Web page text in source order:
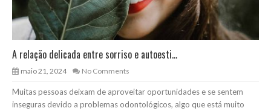
A relação delicada entre sorriso e autoesti...
maio 21, 2024 No Comments
Muitas pessoas deixam de aproveitar oportunidades e se sentem
inseguras devido a problemas odontológicos, algo que está muito